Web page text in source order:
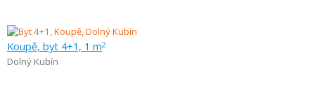
Koupě, byt 4+1, 1 m2
Dolný Kubín